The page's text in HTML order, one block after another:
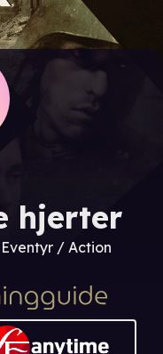
hjerter
/ Action